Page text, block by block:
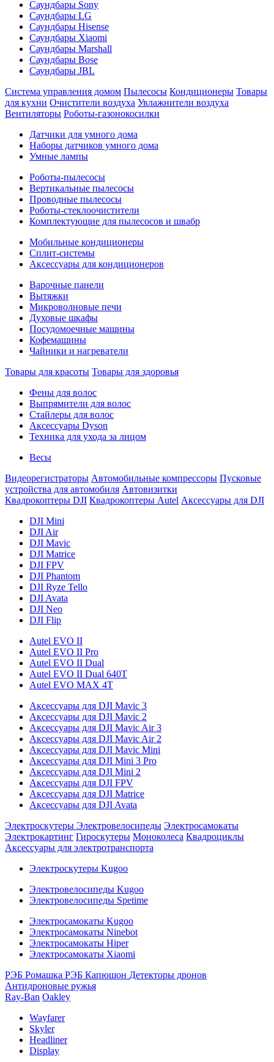
Саундбары Sony
Саундбары LG
Саундбары Hisense
Саундбары Xiaomi
Саундбары Marshall
Саундбары Bose
Саундбары JBL
Система управления домом Пылесосы Кондиционеры Товары
для кухни Очистители воздуха Увлажнители воздуха
Вентиляторы Роботы-газонокосилки
Датчики для умного дома
Наборы датчиков умного дома
Умные лампы
Роботы-пылесосы
Вертикальные пылесосы
Проводные пылесосы
Роботы-стеклоочистители
Комплектующие для пылесосов и швабр
Мобильные кондиционеры
Сплит-системы
Аксессуары для кондиционеров
Варочные панели
Вытяжки
Микроволновые печи
Духовые шкафы
Посудомоечные машины
Кофемашины
Чайники и нагреватели
Товары для красоты Товары для здоровья
Фены для волос
Выпрямители для волос
Стайлеры для волос
Аксессуары Dyson
Техника для ухода за лицом
Весы
Видеорегистраторы Автомобильные компрессоры Пусковые
устройства для автомобиля Автовизитки
Квадрокоптеры DJI Квадрокоптеры Autel Аксессуары для DJI
DJI Mini
DJI Air
DJI Mavic
DJI Matrice
DJI FPV
DJI Phantom
DJI Ryze Tello
DJI Avata
DJI Neo
DJI Flip
Autel EVO II
Autel EVO II Pro
Autel EVO II Dual
Autel EVO II Dual 640T
Autel EVO MAX 4T
Аксессуары для DJI Mavic 3
Аксессуары для DJI Mavic 2
Аксессуары для DJI Mavic Air 3
Аксессуары для DJI Mavic Air 2
Аксессуары для DJI Mavic Mini
Аксессуары для DJI Mini 3 Pro
Аксессуары для DJI Mini 2
Аксессуары для DJI FPV
Аксессуары для DJI Matrice
Аксессуары для DJI Avata
Электроскутеры Электровелосипеды Электросамокаты
Электрокартинг Гироскутеры Моноколеса Квадроциклы
Аксессуары для электротранспорта
Электроскутеры Kugoo
Электровелосипеды Kugoo
Электровелосипеды Spetime
Электросамокаты Kugoo
Электросамокаты Ninebot
Электросамокаты Hiper
Электросамокаты Xiaomi
РЭБ Ромашка РЭБ Капюшон Детекторы дронов
Антидроновые ружья
Ray-Ban Oakley
Wayfarer
Skyler
Headliner
Display